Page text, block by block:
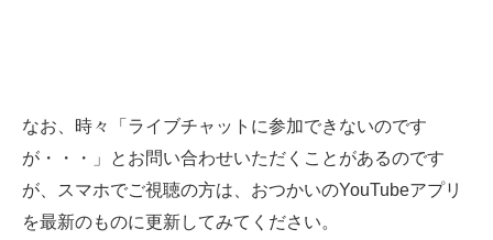
なお、時々「ライブチャットに参加できないのです
が・・・」とお問い合わせいただくことがあるのです
が、スマホでご視聴の方は、おつかいのYouTubeアプリ
を最新のものに更新してみてください。